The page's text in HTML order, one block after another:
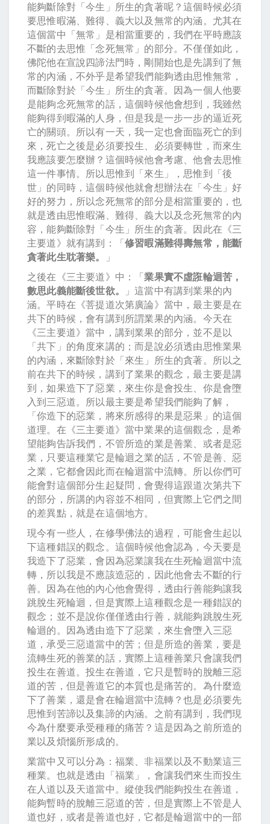
能夠斷除對「今生」所生的貪著呢？這個時候必須
要思惟暇滿、難得、義大以及無常的內涵。尤其在
這個當中「無常」是相當重要的，我們在平時應該
不斷的去思惟「念死無常」的部分。不僅僅如此，
佛陀他在宣說四諦法門時，剛開始也是先講到了無
常的內涵，不外乎是希望我們能夠透由思惟無常，
而斷除對於「今生」所生的貪著。因為一個人他要
是能夠念死無常的話，這個時候他會想到，我雖然
能夠得到暇滿的人身，但是我是一步一步的逼近死
亡的關頭。所以有一天，我一定也會面臨死亡的到
來，死亡之後是必須要投生、必須要轉世，而來生
我應該要怎麼辦？這個時候他會考慮、他會去思惟
這一件事情。所以思惟到「來生」，思惟到「後
世」的同時，這個時候他就會想辦法在「今生」好
好的努力，所以念死無常的部分是相當重要的，也
就是透由思惟暇滿、難得、義大以及念死無常的內
容，能夠斷除對「今生」所生的貪著。因此在《三
主要道》就有講到：「修習暇滿難得壽無常，能斷
貪著此生耽著樂。
」
之後在《三主要道》中：「業果實不虛誑輪迴苦，
數思此義能斷後世欲。
」這當中有講到業果的內
涵。平時在《菩提道次第廣論》當中，最主要是在
共下的時候，會有講到所謂業果的內涵。今天在
《三主要道》當中，講到業果的部分，並不是以
「共下」的角度來講的；而是說必須透由思惟業果
的內涵，來斷除對於「來生」所生的貪著。所以之
前在共下的時候，講到了業果的觀念，最主要是講
到，如果造下了惡業，來生你是會投生、你是會墮
入到三惡道。所以最主要是希望我們能夠了解，
「你造下的惡業，將來所感得的果是惡果」的這個
道理。在《三主要道》當中業果的這個觀念，是希
望能夠告訴我們，不管所造的業是善業、或者是惡
業，只要這種業它是輪迴之業的話，不管是善、惡
之業，它都會因此而在輪迴當中流轉。所以你們可
能會對這個部分生起疑問，會覺得這跟道次第共下
的部分，所講的內容並不相同，但實際上它們之間
的差異點，就是在這個地方。
現今有一些人，在修學佛法的過程，可能會生起以
下這種錯誤的觀念。這個時候他會認為，今天要是
我造下了惡業，會因為惡業讓我在生死輪迴當中流
轉，所以我是不應該造惡的，因此他會去不斷的行
善。因為在他的內心他會覺得，透由行善能夠讓我
跳脫生死輪迴，但是實際上這種觀念是一種錯誤的
觀念；並不是說你僅僅透由行善，就能夠跳脫生死
輪迴的。因為透由造下了惡業，來生會墮入三惡
道，承受三惡道當中的苦；但是所造的善業，要是
流轉生死的善業的話，實際上這種善業只會讓我們
投生在善道。投生在善道，它只是暫時的脫離三惡
道的苦，但是善道它的本質也是痛苦的。為什麼造
下了善業，還是會在輪迴當中流轉？也是必須要先
思惟到苦諦以及集諦的內涵。之前有講到，我們現
今為什麼要承受種種的痛苦？這是因為之前所造的
業以及煩惱所形成的。
業當中又可以分為：福業、非福業以及不動業這三
種業。也就是透由「福業」，會讓我們來生而投生
在人道以及天道當中。縱使我們能夠投生在善道，
能夠暫時的脫離三惡道的苦，但是實際上不管是人
道也好，或者是善道也好，它都是輪迴當中的一部